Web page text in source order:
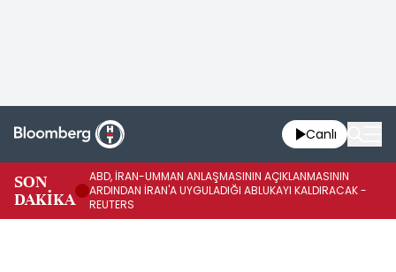
Canlı
SON
DAKİKA
ABD, İRAN-UMMAN ANLAŞMASININ AÇIKLANMASININ
ARDINDAN İRAN'A UYGULADIĞI ABLUKAYI KALDIRACAK -
REUTERS